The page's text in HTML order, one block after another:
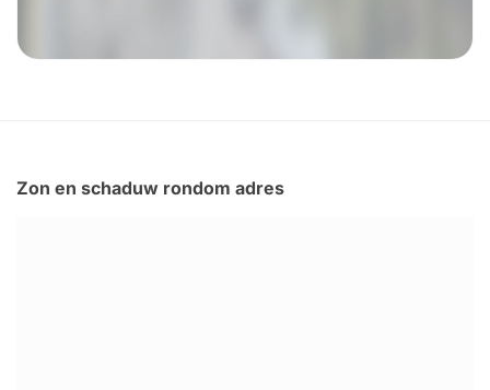
Zon en schaduw rondom adres